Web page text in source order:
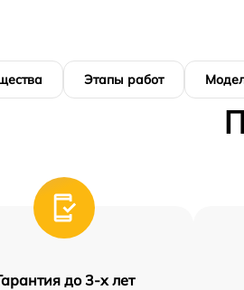
Этапы работ
до 3-х лет